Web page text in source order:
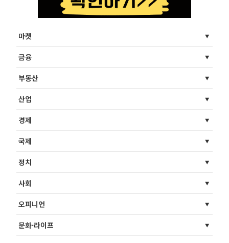
마켓
금융
부동산
산업
경제
국제
정치
사회
오피니언
문화·라이프